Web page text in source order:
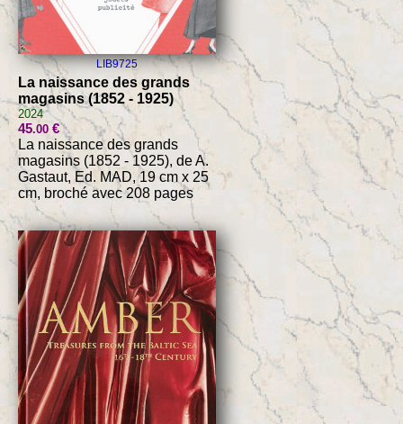
LIB9725
La naissance des grands
magasins (1852 - 1925)
2024
45.00€
La naissance des grands
magasins (1852 - 1925), de A.
Gastaut, Ed. MAD, 19 cm x 25
cm, broché avec 208 pages